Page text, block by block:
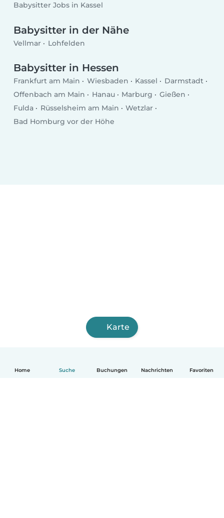
Home Suche Buchungen Nachrichten Favoriten
Babysitter Jobs in Kassel
Babysitter in der Nähe
Vellmar Lohfelden
Babysitter in Hessen
Frankfurt am Main Wiesbaden Kassel
Darmstadt
Offenbach am Main
Hanau Marburg
Gießen
Fulda
Rüsselsheim am Main
Wetzlar
Bad Homburg vor der Höhe
Karte